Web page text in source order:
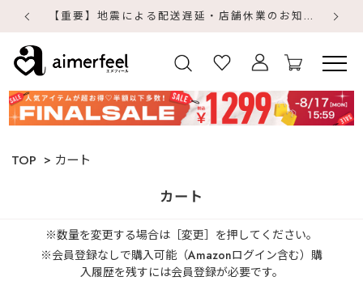
【重要】地震による配送遅延・店舗休業のお知らせ
TOP カート
カート
※数量を変更する場合は［変更］を押してください。
※会員登録なしで購入可能（Amazonログイン含む）購
入履歴を残すには会員登録が必要です。